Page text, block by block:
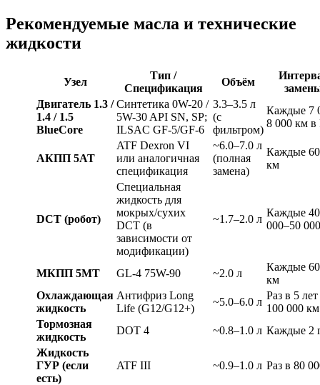
Рекомендуемые масла и технические
жидкости
Узел
Тип /
Спецификация
Объём
Двигатель 1.3 /
1.4 / 1.5
BlueCore
Синтетика 0W-20 /
5W-30 API SN, SP;
ILSAC GF-5/GF-6
3.3–3.5 л
(с
фильтром)
Каждые 7
8 000 км
АКПП 5AT
ATF Dexron VI
или аналогичная
спецификация
~6.0–7.0 л
(полная
замена)
Каждые
км
DCT (робот)
Специальная
жидкость для
мокрых/сухих
DCT (в
зависимости от
модификации)
~1.7–2.0 л
Каждые 40
000–50
МКПП 5MT GL-4 75W-90 ~2.0 л
Каждые
км
Охлаждающая
жидкость
Антифриз Long
Life (G12/G12+)
~5.0–6.0 л
Раз в 5
100 000 км
Тормозная
жидкость
DOT 4 ~0.8–1.0 л Каждые 2
Жидкость
ГУР (если
есть)
ATF III ~0.9–1.0 л Раз в 80